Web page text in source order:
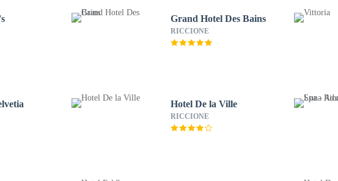
Grand Hotel Des Bains
RICCIONE
Hotel De la Ville
RICCIONE